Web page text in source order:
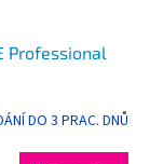
Professional
DO 3 PRAC. DNŮ